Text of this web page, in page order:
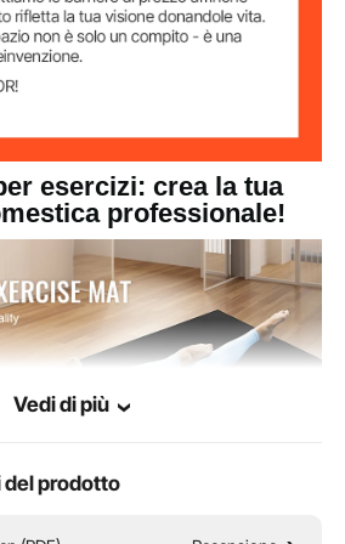
esercizi: crea la tua
professionale!
Vedi di più
del prodotto